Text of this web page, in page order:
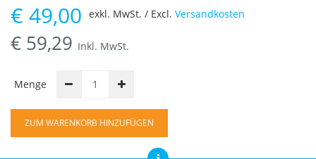
€ 49,00
€ 59,29 Inkl. MwSt.
exkl. MwSt. / Excl. Versandkosten
Menge
ZUM WARENKORB HINZUFÜGEN